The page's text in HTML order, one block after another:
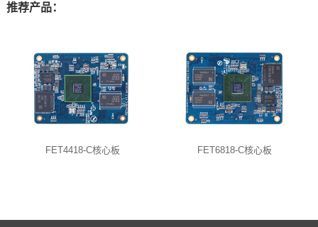
推荐产品：
FET4418-C核心板 FET6818-C核心板